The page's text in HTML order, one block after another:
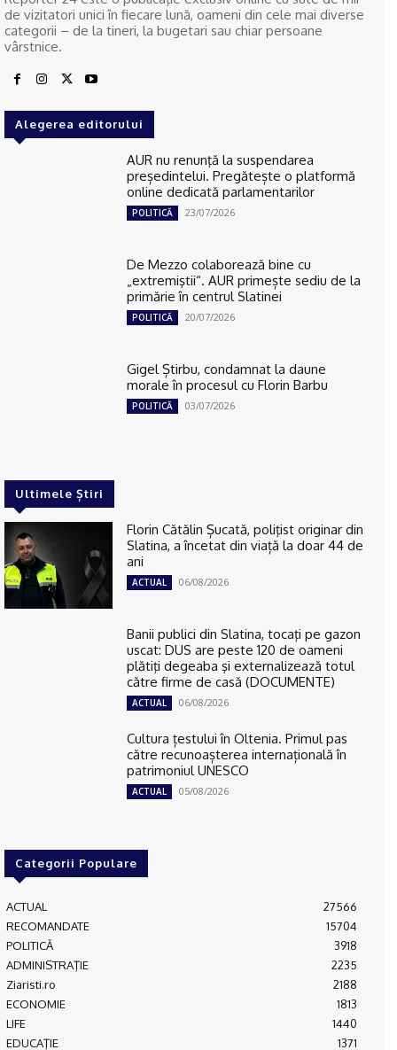
de vizitatori unici în fiecare lună, oameni din cele mai diverse
categorii – de la tineri, la bugetari sau chiar persoane
vârstnice.
Alegerea editorului
AUR nu renunţă la suspendarea
președintelui. Pregătește o platformă
online dedicată parlamentarilor
POLITICĂ 23/07/2026
De Mezzo colaborează bine cu
„extremiştii“. AUR primește sediu de la
primărie în centrul Slatinei
POLITICĂ 20/07/2026
Gigel Știrbu, condamnat la daune
morale în procesul cu Florin Barbu
POLITICĂ 03/07/2026
Ultimele Știri
Florin Cătălin Șucată, poliţist originar din
Slatina, a încetat din viață la doar 44 de
ani
ACTUAL 06/08/2026
Banii publici din Slatina, tocaţi pe gazon
uscat: DUS are peste 120 de oameni
plătiţi degeaba şi externalizează totul
către firme de casă (DOCUMENTE)
ACTUAL 06/08/2026
Cultura țestului în Oltenia. Primul pas
către recunoașterea internațională în
patrimoniul UNESCO
ACTUAL 05/08/2026
Categorii Populare
ACTUAL
27566
RECOMANDATE
15704
POLITICĂ
3918
ADMINISTRAŢIE
2235
Ziaristi.ro
2188
ECONOMIE
1813
LIFE
1440
EDUCAŢIE
1371